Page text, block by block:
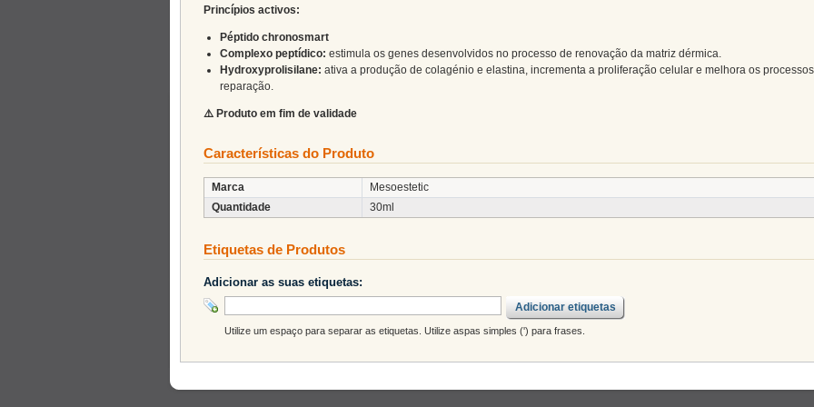
Princípios activos:
Péptido chronosmart
Complexo peptídico: estimula os genes desenvolvidos no processo de renovação da matriz dérmica.
Hydroxyprolisilane: ativa a produção de colagénio e elastina, incrementa a proliferação celular e melhora os
reparação.
⚠️ Produto em fim de validade
Características do Produto
Marca
Mesoestetic
Quantidade
30ml
Etiquetas de Produtos
Adicionar as suas etiquetas:
Adicionar etiquetas
Utilize um espaço para separar as etiquetas. Utilize aspas simples (') para frases.